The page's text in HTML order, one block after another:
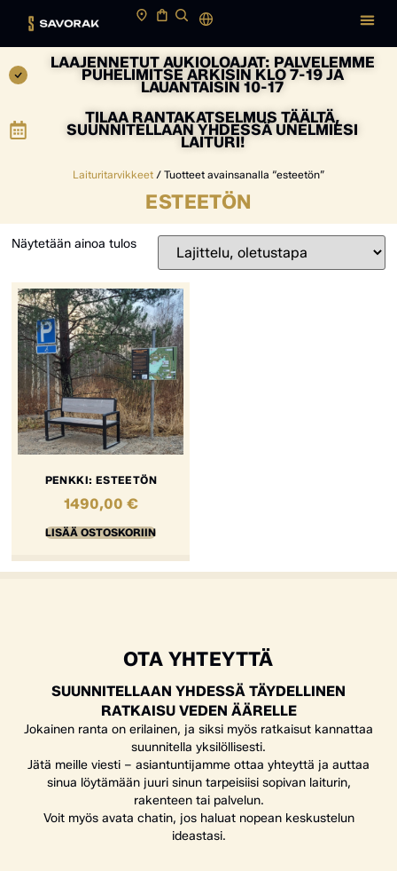
LAAJENNETUT AUKIOLOAJAT: PALVELEMME
PUHELIMITSE ARKISIN KLO 7-19 JA
LAUANTAISIN 10-17
TILAA RANTAKATSELMUS TÄÄLTÄ,
SUUNNITELLAAN YHDESSÄ UNELMIESI
LAITURI!
Laituritarvikkeet/ Tuotteet avainsanalla “esteetön”
ESTEETÖN
Näytetään ainoa tulos
PENKKI: ESTEETÖN
1490,00 €
LISÄÄ OSTOSKORIIN
OTA YHTEYTTÄ
SUUNNITELLAAN YHDESSÄ TÄYDELLINEN
RATKAISU VEDEN ÄÄRELLE
Jokainen ranta on erilainen, ja siksi myös ratkaisut kannattaa
suunnitella yksilöllisesti.
Jätä meille viesti – asiantuntijamme ottaa yhteyttä ja auttaa
sinua löytämään juuri sinun tarpeisiisi sopivan laiturin,
rakenteen tai palvelun.
Voit myös avata chatin, jos haluat nopean keskustelun
ideastasi.